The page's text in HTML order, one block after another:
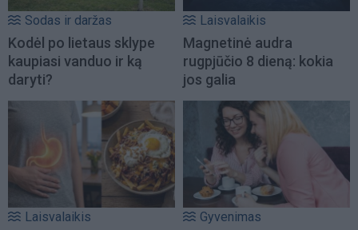
Sodas ir daržas
Kodėl po lietaus sklype
kaupiasi vanduo ir ką
daryti?
Laisvalaikis
Magnetinė audra
rugpjūčio 8 dieną: kokia
jos galia
Laisvalaikis Gyvenimas